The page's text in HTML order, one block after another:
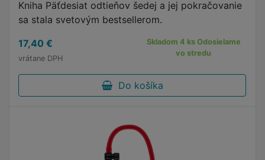
Kniha Päťdesiat odtieňov šedej a jej pokračovanie
sa stala svetovým bestsellerom.
17,40 €
vrátane DPH
Skladom 4 ks Odosielame
vo stredu
Do košíka